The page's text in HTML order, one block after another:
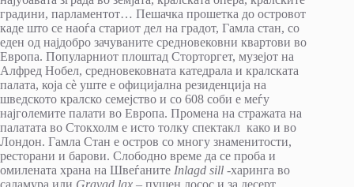
градини, парламентот… Пешачка прошетка до островот
каде што се наоѓа стариот дел на градот, Гамла стан, со
еден од најдобро зачуваните средновековни квартови во
Европа. Популарниот плоштад Сторторгет, музејот на
Алфред Нобел, средновековната катедрала и кралската
палата, која сè уште е официјална резиденција на
шведското кралско семејство и со 608 соби е меѓу
најголемите палати во Европа. Промена на стражата на
палатата во Стокхолм е исто толку спектакл како и во
Лондон. Гамла Стан е остров со многу знаменитости,
ресторани и барови. Слободно време да се проба и
омилената храна на Швеѓаните Inlagd sill -харинга во
саламура или Gravad lax – пушен лосос и за десерт